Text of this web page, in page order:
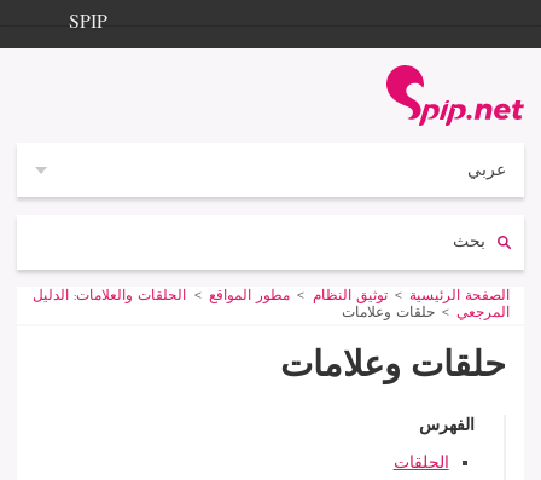
SPIP
عربي
Vous êtes ici :
الصفحة الرئيسية توثيق النظام مطور المواقع
الحلقات والعلامات: الدليل
المرجعي
حلقات وعلامات
حلقات وعلامات
الفهرس
الحلقات